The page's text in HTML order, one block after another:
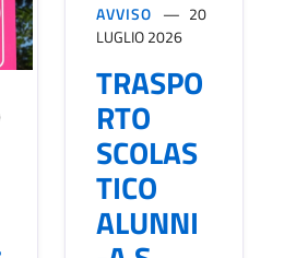
AVVISO
20
LUGLIO 2026
TRASPO
RTO
SCOLAS
TICO
ALUNNI